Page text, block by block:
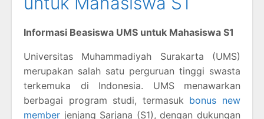
Informasi Beasiswa UMS untuk Mahasiswa S1
Universitas Muhammadiyah Surakarta (UMS)
merupakan salah satu perguruan tinggi swasta
terkemuka di Indonesia. UMS menawarkan
berbagai program studi, termasuk bonus new
member jenjang Sarjana (S1), dengan dukungan